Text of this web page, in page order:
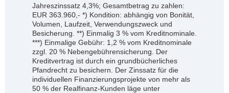
Jahreszinssatz 4,3%; Gesamtbetrag zu zahlen:
EUR 363.960,- *) Kondition: abhängig von Bonität,
Volumen, Laufzeit, Verwendungszweck und
Besicherung. **) Einmalig 3 % vom Kreditnominale.
***) Einmalige Gebühr: 1,2 % vom Kreditnominale
zzgl. 20 % Nebengebührensicherung. Der
Kreditvertrag ist durch ein grundbücherliches
Pfandrecht zu besichern. Der Zinssatz für die
individuellen Finanzierungsprojekte von mehr als
50 % der Realfinanz-Kunden läge unter